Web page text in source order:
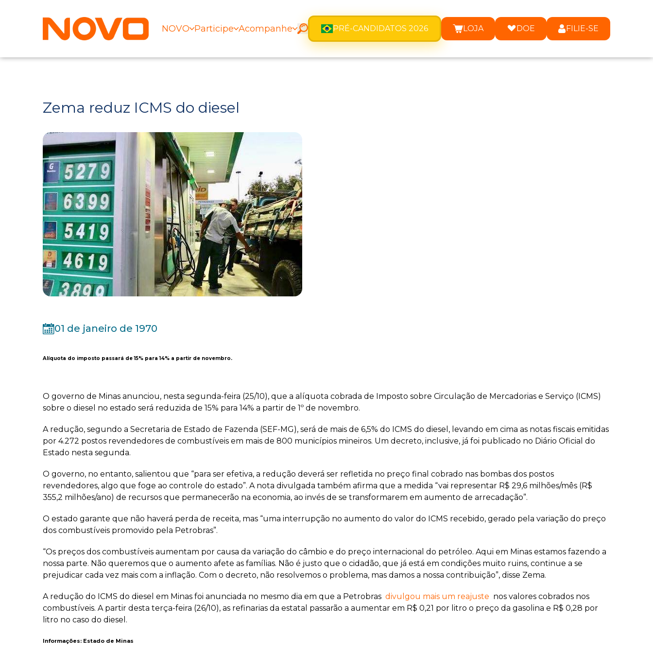
NOVO Participe Acompanhe PRÉ-CANDIDATOS 2026 LOJA DOE FILIE-SE
Zema reduz ICMS do diesel
01 de janeiro de 1970
Alíquota do imposto passará de 15% para 14% a partir de novembro.
O governo de Minas anunciou, nesta segunda-feira (25/10), que a alíquota cobrada de Imposto sobre Circulação de Mercadorias e Serviço (ICMS)
sobre o diesel no estado será reduzida de 15% para 14% a partir de 1º de novembro.
A redução, segundo a Secretaria de Estado de Fazenda (SEF-MG), será de mais de 6,5% do ICMS do diesel, levando em cima as notas fiscais emitidas
por 4.272 postos revendedores de combustíveis em mais de 800 municípios mineiros. Um decreto, inclusive, já foi publicado no Diário Oficial do
Estado nesta segunda.
O governo, no entanto, salientou que “para ser efetiva, a redução deverá ser refletida no preço final cobrado nas bombas dos postos
revendedores, algo que foge ao controle do estado”. A nota divulgada também afirma que a medida “vai representar R$ 29,6 milhões/mês (R$
355,2 milhões/ano) de recursos que permanecerão na economia, ao invés de se transformarem em aumento de arrecadação”.
O estado garante que não haverá perda de receita, mas “uma interrupção no aumento do valor do ICMS recebido, gerado pela variação do preço
dos combustíveis promovido pela Petrobras”.
“Os preços dos combustíveis aumentam por causa da variação do câmbio e do preço internacional do petróleo. Aqui em Minas estamos fazendo a
nossa parte. Não queremos que o aumento afete as famílias. Não é justo que o cidadão, que já está em condições muito ruins, continue a se
prejudicar cada vez mais com a inflação. Com o decreto, não resolvemos o problema, mas damos a nossa contribuição”, disse Zema.
A redução do ICMS do diesel em Minas foi anunciada no mesmo dia em que a Petrobras divulgou mais um reajuste nos valores cobrados nos
combustíveis. A partir desta terça-feira (26/10), as refinarias da estatal passarão a aumentar em R$ 0,21 por litro o preço da gasolina e R$ 0,28 por
litro no caso do diesel.
Informações: Estado de Minas